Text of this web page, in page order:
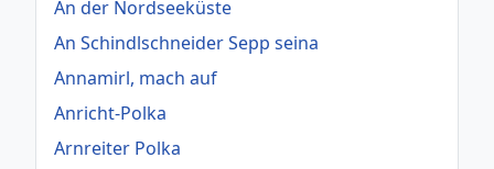
An der Nordseeküste
An Schindlschneider Sepp seina
Annamirl, mach auf
Anricht-Polka
Arnreiter Polka